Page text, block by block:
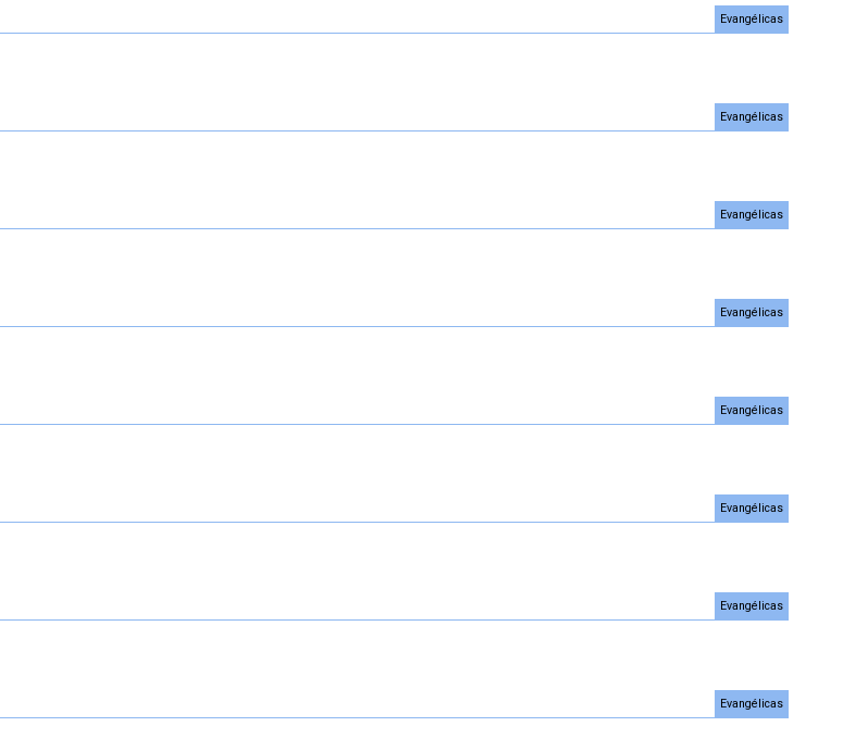
Evangélicas
Evangélicas
Evangélicas
Evangélicas
Evangélicas
Evangélicas
Evangélicas
Evangélicas